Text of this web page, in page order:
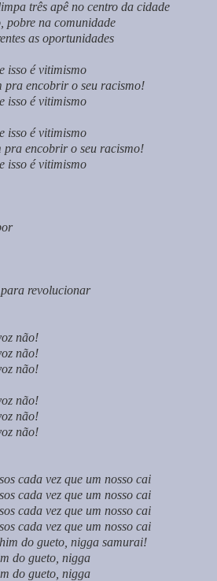
três apê no centro da cidade
pobre na comunidade
as oportunidades
isso é vitimismo
pra encobrir o seu racismo!
isso é vitimismo
isso é vitimismo
pra encobrir o seu racismo!
isso é vitimismo
revolucionar
não!
não!
não!
não!
não!
não!
cada vez que um nosso cai
cada vez que um nosso cai
cada vez que um nosso cai
cada vez que um nosso cai
do gueto, nigga samurai!
do gueto, nigga
do gueto, nigga